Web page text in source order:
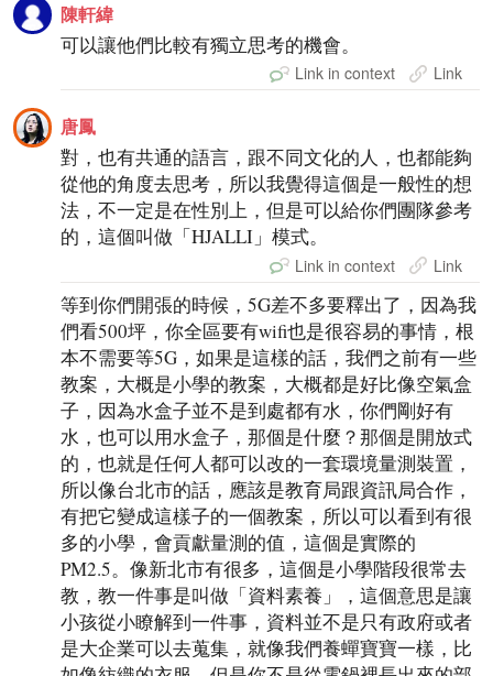
陳軒緯
可以讓他們比較有獨立思考的機會。
Link in context Link
唐鳳
對，也有共通的語言，跟不同文化的人，也都能夠
從他的角度去思考，所以我覺得這個是一般性的想
法，不一定是在性別上，但是可以給你們團隊參考
的，這個叫做「HJALLI」模式。
Link in context Link
等到你們開張的時候，5G差不多要釋出了，因為我
們看500坪，你全區要有wifi也是很容易的事情，根
本不需要等5G，如果是這樣的話，我們之前有一些
教案，大概是小學的教案，大概都是好比像空氣盒
子，因為水盒子並不是到處都有水，你們剛好有
水，也可以用水盒子，那個是什麼？那個是開放式
的，也就是任何人都可以改的一套環境量測裝置，
所以像台北市的話，應該是教育局跟資訊局合作，
有把它變成這樣子的一個教案，所以可以看到有很
多的小學，會貢獻量測的值，這個是實際的
PM2.5。像新北市有很多，這個是小學階段很常去
教，教一件事是叫做「資料素養」，這個意思是讓
小孩從小瞭解到一件事，資料並不是只有政府或者
是大企業可以去蒐集，就像我們養蟬寶寶一樣，比